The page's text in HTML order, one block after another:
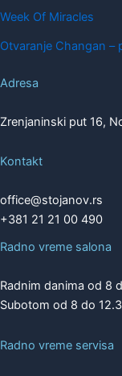
Week Of Miracles
Otvaranje Changan
Adresa
Zrenjaninski put 16,
Kontakt
office@stojanov.rs
+381 21 21 00 490
Radno vreme salona
Radnim danima od 8
Subotom od 8 do
Radno vreme servisa